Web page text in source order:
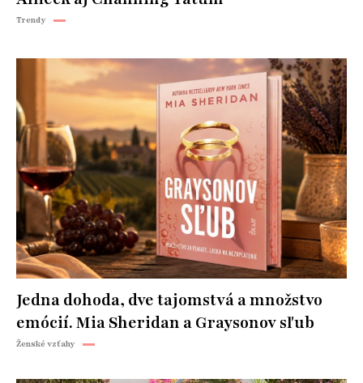
Trendy
Jedna dohoda, dve tajomstvá a množstvo
emócií. Mia Sheridan a Graysonov sľub
Ženské vzťahy